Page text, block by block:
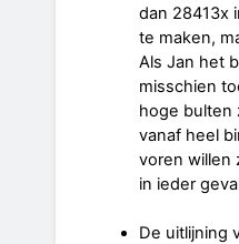
dan 28413x
te maken,
Als Jan het
misschien
hoge bulten
vanaf heel
voren willen
in ieder
De uitlijning